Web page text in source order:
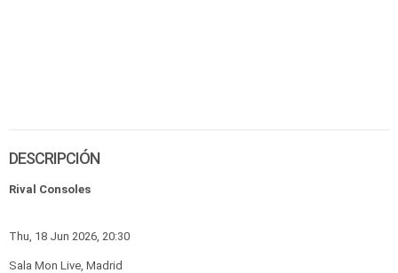
DESCRIPCIÓN
Rival Consoles
Thu, 18 Jun 2026, 20:30
Sala Mon Live, Madrid